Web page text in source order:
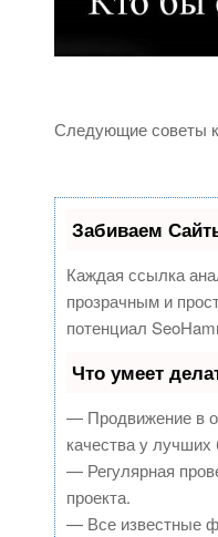
Следующие советы
Забиваем
Каждая ссылка
прозрачным и
потенциал
Что умеет
— Продвижение в
качества у
— Регулярная
проекта.
— Все известные